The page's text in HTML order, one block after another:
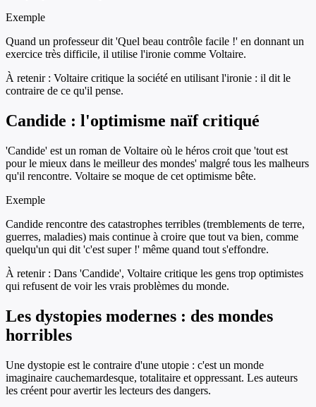
Exemple
Quand un professeur dit 'Quel beau contrôle facile !' en donnant un
exercice très difficile, il utilise l'ironie comme Voltaire.
À retenir : Voltaire critique la société en utilisant l'ironie : il dit le
contraire de ce qu'il pense.
Candide : l'optimisme naïf critiqué
'Candide' est un roman de Voltaire où le héros croit que 'tout est
pour le mieux dans le meilleur des mondes' malgré tous les malheurs
qu'il rencontre. Voltaire se moque de cet optimisme bête.
Exemple
Candide rencontre des catastrophes terribles (tremblements de terre,
guerres, maladies) mais continue à croire que tout va bien, comme
quelqu'un qui dit 'c'est super !' même quand tout s'effondre.
À retenir : Dans 'Candide', Voltaire critique les gens trop optimistes
qui refusent de voir les vrais problèmes du monde.
Les dystopies modernes : des mondes
horribles
Une dystopie est le contraire d'une utopie : c'est un monde
imaginaire cauchemardesque, totalitaire et oppressant. Les auteurs
les créent pour avertir les lecteurs des dangers.